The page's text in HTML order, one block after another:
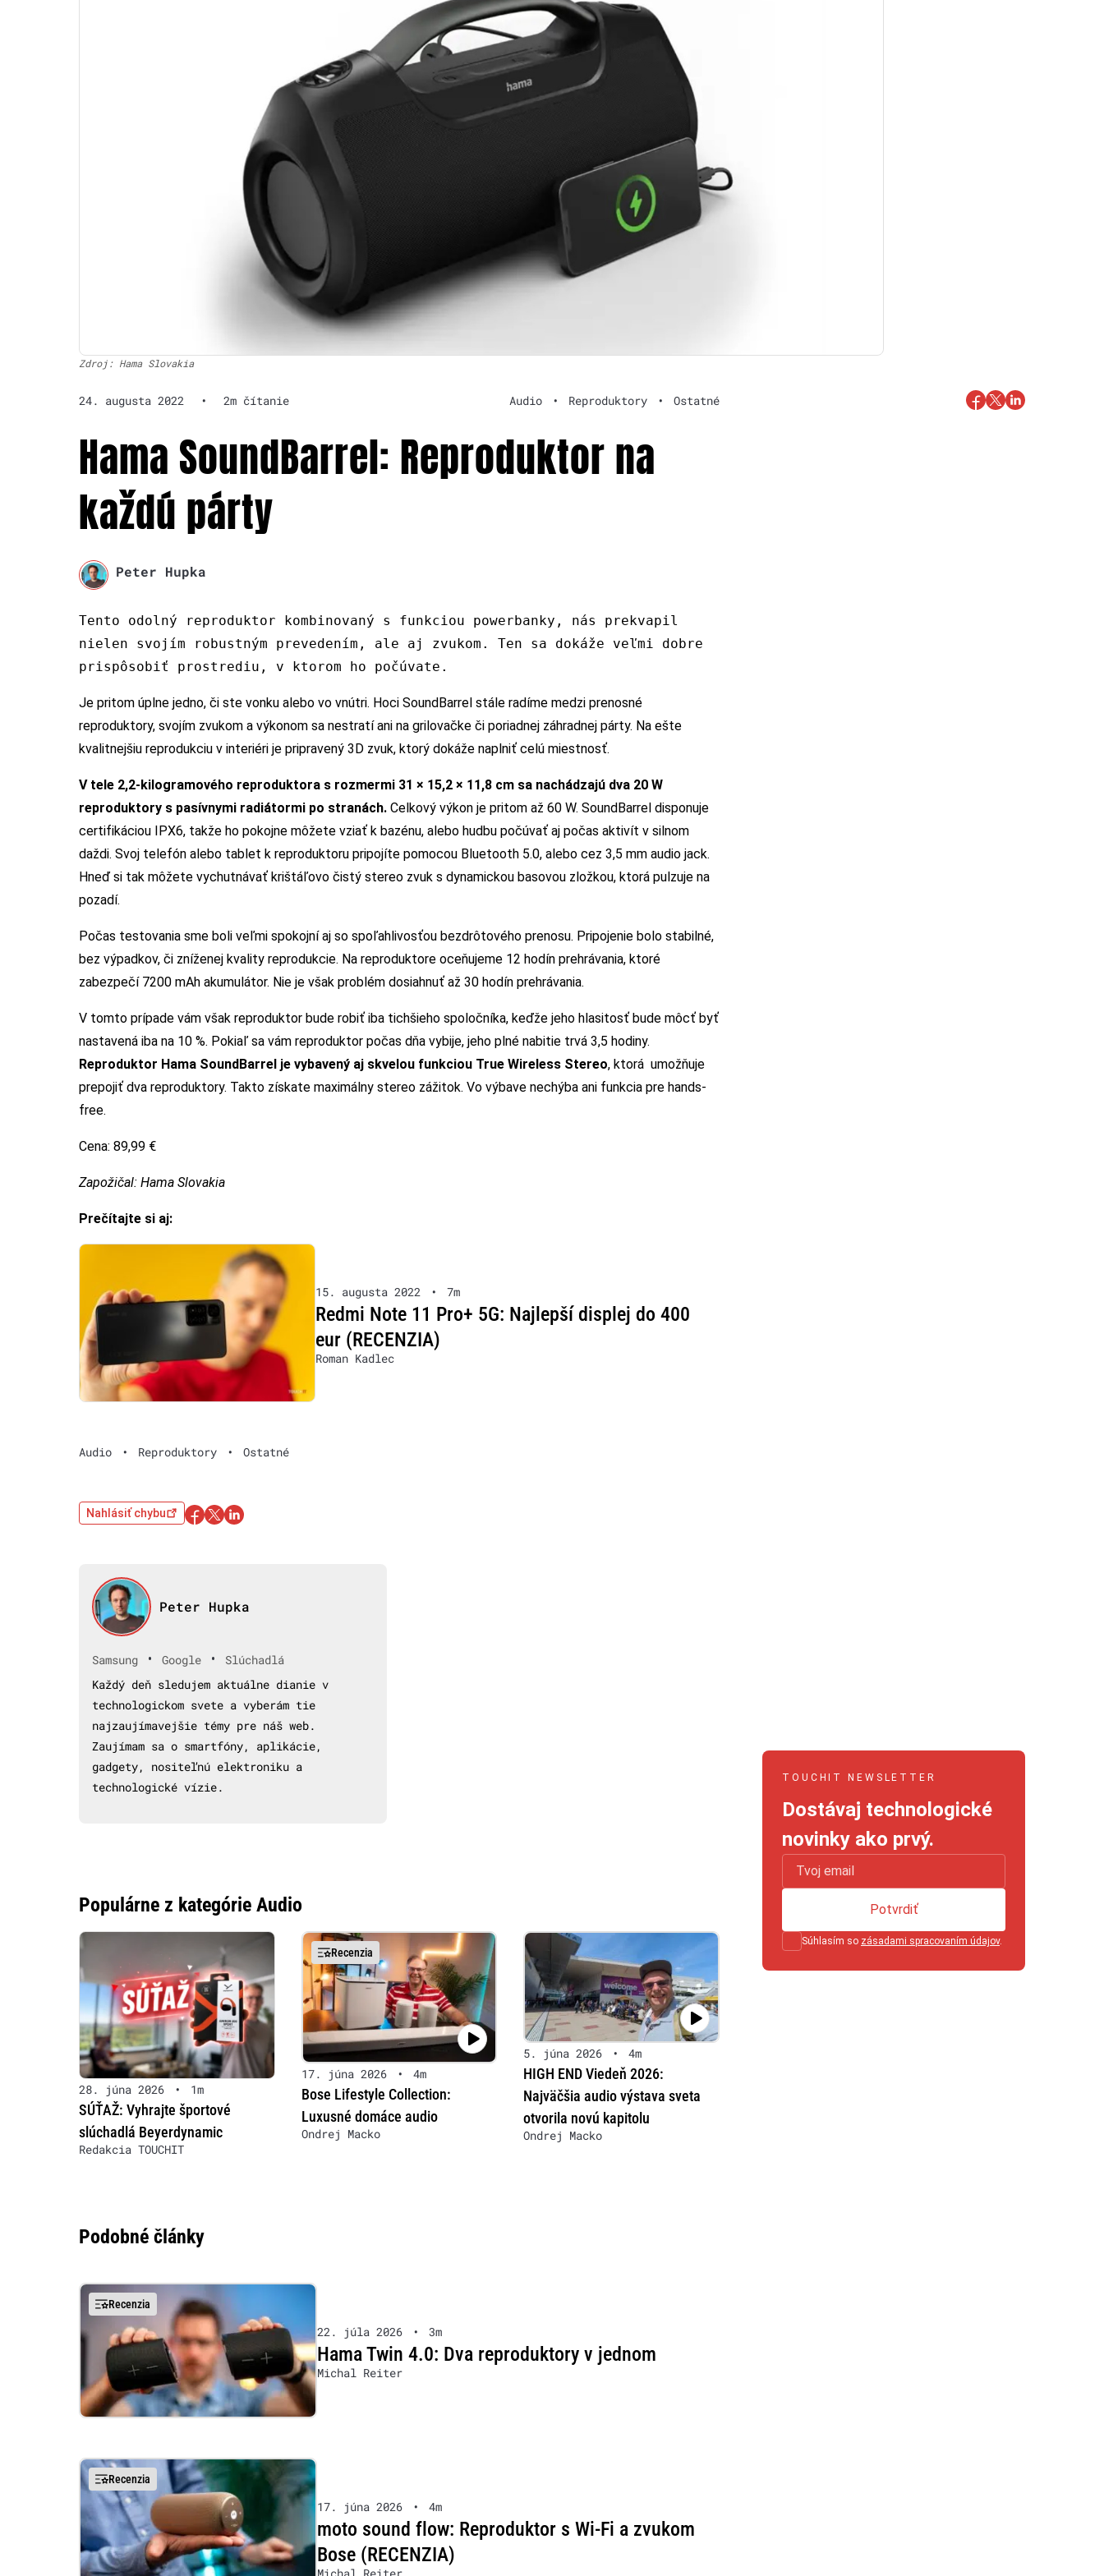
Zdroj: Hama Slovakia
24. augusta 2022 • 2m čítanie Audio • Reproduktory • Ostatné
Hama SoundBarrel: Reproduktor na
každú párty
Peter Hupka
Tento odolný reproduktor kombinovaný s funkciou powerbanky, nás prekvapil
nielen svojím robustným prevedením, ale aj zvukom. Ten sa dokáže veľmi dobre
prispôsobiť prostrediu, v ktorom ho počúvate.
Je pritom úplne jedno, či ste vonku alebo vo vnútri. Hoci SoundBarrel stále radíme medzi prenosné
reproduktory, svojím zvukom a výkonom sa nestratí ani na grilovačke či poriadnej záhradnej párty. Na ešte
kvalitnejšiu reprodukciu v interiéri je pripravený 3D zvuk, ktorý dokáže naplniť celú miestnosť.
V tele 2,2-kilogramového reproduktora s rozmermi 31 × 15,2 × 11,8 cm sa nachádzajú dva 20 W
reproduktory s pasívnymi radiátormi po stranách. Celkový výkon je pritom až 60 W. SoundBarrel disponuje
certifikáciou IPX6, takže ho pokojne môžete vziať k bazénu, alebo hudbu počúvať aj počas aktivít v silnom
daždi. Svoj telefón alebo tablet k reproduktoru pripojíte pomocou Bluetooth 5.0, alebo cez 3,5 mm audio jack.
Hneď si tak môžete vychutnávať krištáľovo čistý stereo zvuk s dynamickou basovou zložkou, ktorá pulzuje na
pozadí.
Počas testovania sme boli veľmi spokojní aj so spoľahlivosťou bezdrôtového prenosu. Pripojenie bolo stabilné,
bez výpadkov, či zníženej kvality reprodukcie. Na reproduktore oceňujeme 12 hodín prehrávania, ktoré
zabezpečí 7200 mAh akumulátor. Nie je však problém dosiahnuť až 30 hodín prehrávania.
V tomto prípade vám však reproduktor bude robiť iba tichšieho spoločníka, keďže jeho hlasitosť bude môcť byť
nastavená iba na 10 %. Pokiaľ sa vám reproduktor počas dňa vybije, jeho plné nabitie trvá 3,5 hodiny.
Reproduktor Hama SoundBarrel je vybavený aj skvelou funkciou True Wireless Stereo, ktorá umožňuje
prepojiť dva reproduktory. Takto získate maximálny stereo zážitok. Vo výbave nechýba ani funkcia pre hands-
free.
Cena: 89,99 €
Zapožičal: Hama Slovakia
Prečítajte si aj:
15. augusta 2022 • 7m
Redmi Note 11 Pro+ 5G: Najlepší displej do 400
eur (RECENZIA)
Roman Kadlec
Audio • Reproduktory • Ostatné
Nahlásiť chybu
Peter Hupka
Samsung • Google •
Slúchadlá
Každý deň sledujem aktuálne dianie v
technologickom svete a vyberám tie
najzaujímavejšie témy pre náš web.
Zaujímam sa o smartfóny, aplikácie,
gadgety, nositeľnú elektroniku a
technologické vízie.
Populárne z kategórie Audio
28. júna 2026 • 1m
SÚŤAŽ: Vyhrajte športové
slúchadlá Beyerdynamic
Redakcia TOUCHIT
Recenzia
17. júna 2026 • 4m
Bose Lifestyle Collection:
Luxusné domáce audio
Ondrej Macko
5. júna 2026 • 4m
HIGH END Viedeň 2026:
Najväčšia audio výstava sveta
otvorila novú kapitolu
Ondrej Macko
Podobné články
Recenzia
22. júla 2026 • 3m
Hama Twin 4.0: Dva reproduktory v jednom
Michal Reiter
Recenzia
17. júna 2026 • 4m
moto sound flow: Reproduktor s Wi-Fi a zvukom
Bose (RECENZIA)
Michal Reiter
TOUCHIT NEWSLETTER
Dostávaj technologické
novinky ako prvý.
Súhlasím so zásadami spracovaním údajov.
Potvrdiť